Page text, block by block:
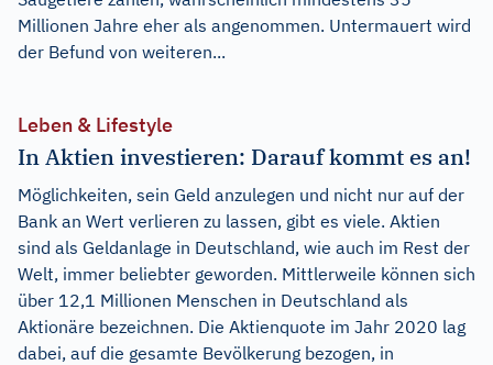
Millionen Jahre eher als angenommen. Untermauert wird
der Befund von weiteren...
Leben & Lifestyle
In Aktien investieren: Darauf kommt es an!
Möglichkeiten, sein Geld anzulegen und nicht nur auf der
Bank an Wert verlieren zu lassen, gibt es viele. Aktien
sind als Geldanlage in Deutschland, wie auch im Rest der
Welt, immer beliebter geworden. Mittlerweile können sich
über 12,1 Millionen Menschen in Deutschland als
Aktionäre bezeichnen. Die Aktienquote im Jahr 2020 lag
dabei, auf die gesamte Bevölkerung bezogen, in